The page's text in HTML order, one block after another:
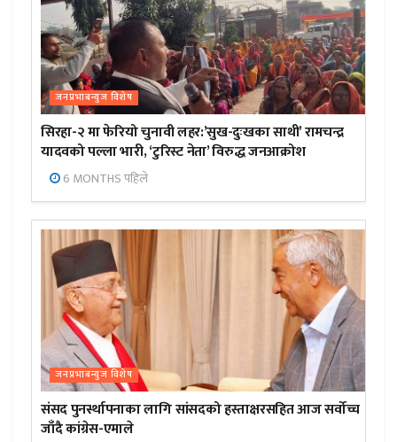
जनप्रभाबन्युज विशेष
सिरहा-२ मा फेरियो चुनावी लहर:’सुख-दुःखका साथी’ रामचन्द्र
यादवको पल्ला भारी, ‘टुरिस्ट नेता’ विरुद्ध जनआक्रोश
6 MONTHS पहिले
जनप्रभाबन्युज विशेष
संसद पुनर्स्थापनाका लागि सांसदको हस्ताक्षरसहित आज सर्वोच्च
जाँदै कांग्रेस-एमाले